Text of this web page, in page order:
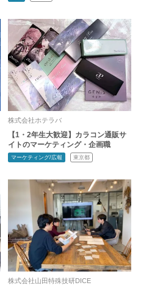
株式会社ホテラバ
【1・2年生大歓迎】カラコン通販サ
イトのマーケティング・企画職
マーケティング/広報 東京都
株式会社山田特殊技研DICE